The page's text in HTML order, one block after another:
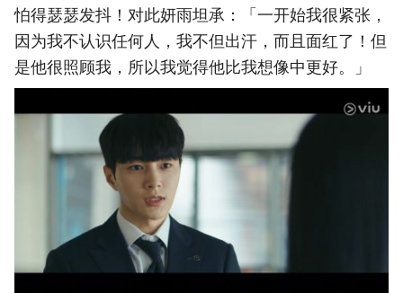
怕得瑟瑟发抖！对此妍雨坦承：「一开始我很紧张，
因为我不认识任何人，我不但出汗，而且面红了！但
是他很照顾我，所以我觉得他比我想像中更好。」